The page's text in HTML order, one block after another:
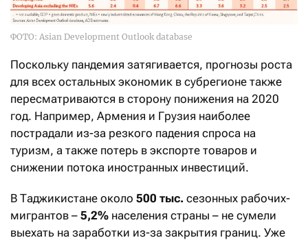
ФОТО: Asian Development Outlook database
Поскольку пандемия затягивается, прогнозы роста
для всех остальных экономик в субрегионе также
пересматриваются в сторону понижения на 2020
год. Например, Армения и Грузия наиболее
пострадали из-за резкого падения спроса на
туризм, а также потерь в экспорте товаров и
снижении потока иностранных инвестиций.
В Таджикистане около 500 тыс. сезонных рабочих-
мигрантов – 5,2% населения страны – не сумели
выехать на заработки из-за закрытия границ. Уже